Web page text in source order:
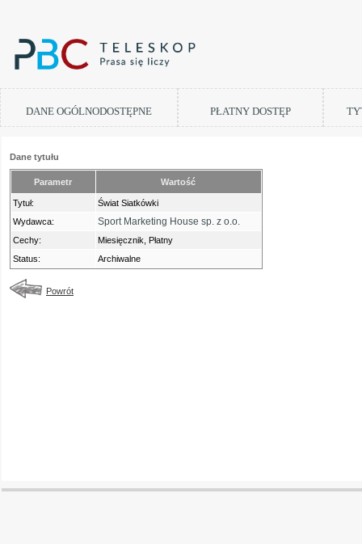
DANE OGÓLNODOSTĘPNE PŁATNY DOSTĘP
Dane tytułu
Parametr Wartość
Tytuł:
Świat Siatkówki
Wydawca:
Sport Marketing House sp. z o.o.
Cechy:
Miesięcznik, Płatny
Status:
Archiwalne
Powrót